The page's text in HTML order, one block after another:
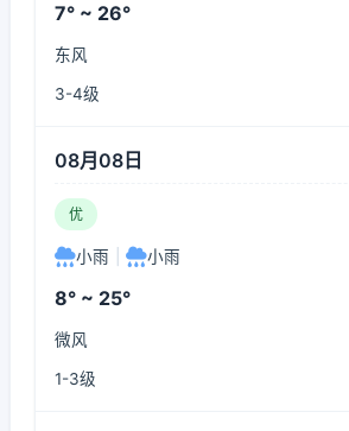
7° ~ 26°
东风
3-4级
08月08日
优
小雨 小雨
8° ~ 25°
微风
1-3级